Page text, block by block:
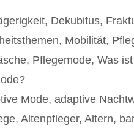
, Dekubitus,
, Mobilität,
, Pflegemode, Was ist
Mode, adaptive
, Altenpfleger, Altern,